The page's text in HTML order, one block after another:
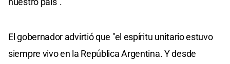
El gobernador advirtió que "el espíritu unitario estuvo
siempre vivo en la República Argentina. Y desde